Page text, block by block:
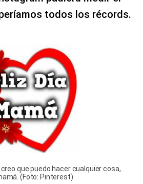
todos los récords.
que puedo hacer cualquier cosa,
(Foto: Pinterest)